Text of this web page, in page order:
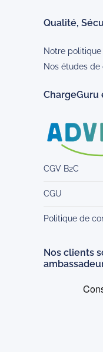
Qualité,
Notre politique
Nos études de
CGV B2C
CGU
Politique de
Nos clients